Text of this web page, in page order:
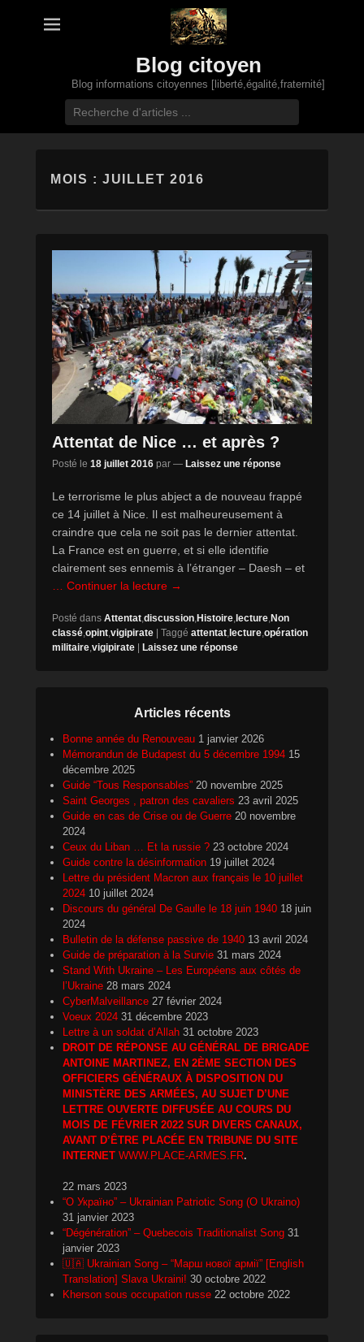
Blog citoyen
Blog informations citoyennes [liberté,égalité,fraternité]
MOIS :JUILLET 2016
Attentat de Nice … et après ?
Posté le 18 juillet 2016 par — Laissez une réponse
Le terrorisme le plus abject a de nouveau frappé
ce 14 juillet à Nice. Il est malheureusement à
craindre que cela ne soit pas le dernier attentat.
La France est en guerre, et si elle identifie
clairement ses ennemis à l’étranger – Daesh – et
… Continuer la lecture →
Posté dans Attentat discussion Histoire lecture Non
classé opint vigipirate | Taggé attentat lecture opération
militaire vigipirate | Laissez une réponse
Articles récents
Bonne année du Renouveau 1 janvier 2026
Mémorandun de Budapest du 5 décembre 1994 15
décembre 2025
Guide “Tous Responsables” 20 novembre 2025
Saint Georges , patron des cavaliers 23 avril 2025
Guide en cas de Crise ou de Guerre 20 novembre
2024
Ceux du Liban … Et la russie ? 23 octobre 2024
Guide contre la désinformation 19 juillet 2024
Lettre du président Macron aux français le 10 juillet
2024 10 juillet 2024
Discours du général De Gaulle le 18 juin 1940 18 juin
2024
Bulletin de la défense passive de 1940 13 avril 2024
Guide de préparation à la Survie 31 mars 2024
Stand With Ukraine – Les Européens aux côtés de
l’Ukraine 28 mars 2024
CyberMalveillance 27 février 2024
Voeux 2024 31 décembre 2023
Lettre à un soldat d’Allah 31 octobre 2023
DROIT DE RÉPONSE AU GÉNÉRAL DE BRIGADE
ANTOINE MARTINEZ, EN 2ÈME SECTION DES
OFFICIERS GÉNÉRAUX À DISPOSITION DU
MINISTÈRE DES ARMÉES, AU SUJET D’UNE
LETTRE OUVERTE DIFFUSÉE AU COURS DU
MOIS DE FÉVRIER 2022 SUR DIVERS CANAUX,
AVANT D’ÊTRE PLACÉE EN TRIBUNE DU SITE
INTERNET WWW.PLACE-ARMES.FR.
22 mars 2023
“О Україно” – Ukrainian Patriotic Song (O Ukraino)
31 janvier 2023
“Dégénération” – Quebecois Traditionalist Song 31
janvier 2023
🇺🇦 Ukrainian Song – “Марш нової армії” [English
Translation] Slava Ukraini! 30 octobre 2022
Kherson sous occupation russe 22 octobre 2022